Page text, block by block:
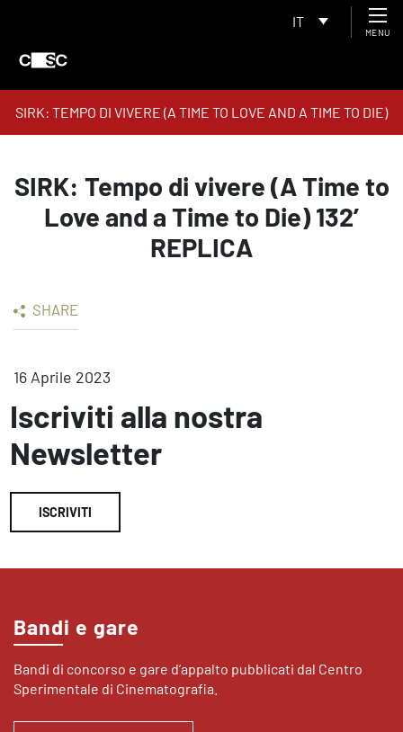
IT
MENU
SIRK: TEMPO DI VIVERE (A TIME TO LOVE AND A TIME TO DIE)
132’ REPLICA
SIRK: Tempo di vivere (A Time to
Love and a Time to Die) 132’
REPLICA
SHARE
16 Aprile 2023
Iscriviti alla nostra
Newsletter
ISCRIVITI
Bandi e gare
Bandi di concorso e gare d’appalto pubblicati dal Centro
Sperimentale di Cinematografia.